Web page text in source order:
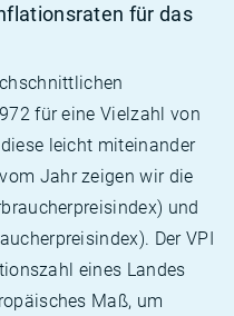
für das
für eine Vielzahl von
leicht miteinander
Jahr zeigen wir die
und
Der VPI
eines Landes
Maß, um